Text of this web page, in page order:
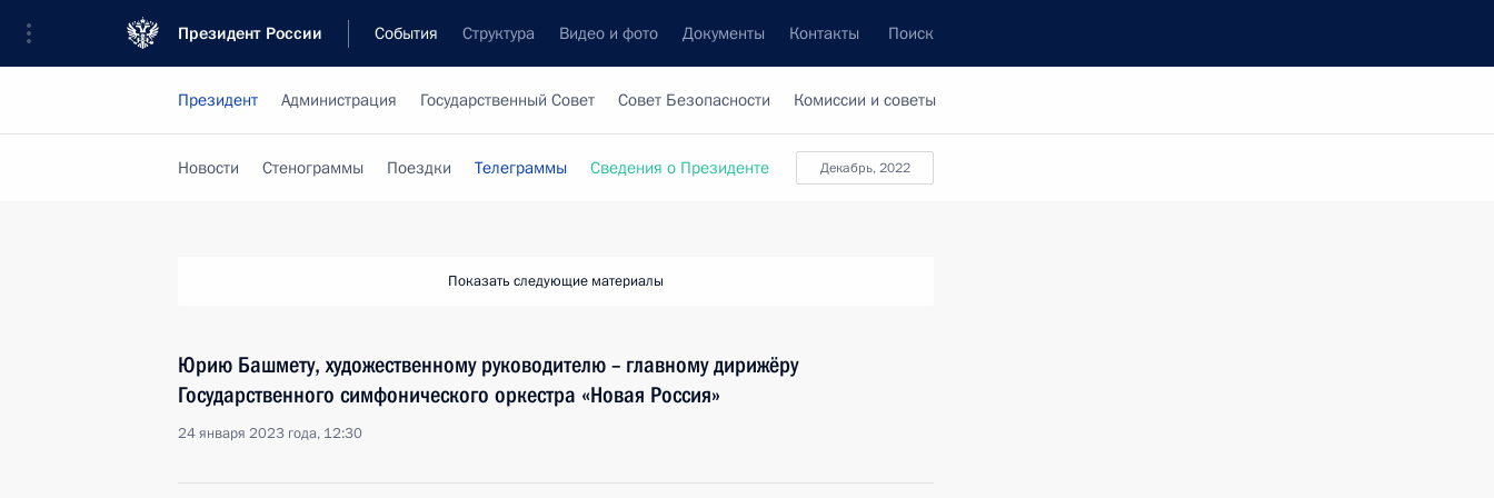
Президент России События Структура Видео и фото Документы Контакты Поиск
Президент Администрация Государственный Совет Совет Безопасности Комиссии и советы
декабрь, 2022
Новости Стенограммы Поездки Телеграммы Сведения о Президенте
Показать следующие материалы
Юрию Башмету, художественному руководителю – главному дирижёру
Государственного симфонического оркестра «Новая Россия»
24 января 2023 года, 12:30